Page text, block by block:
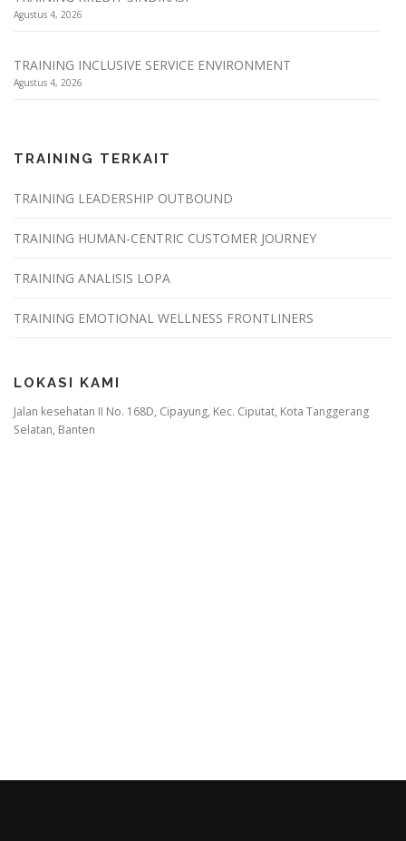
Agustus 4, 2026
TRAINING INCLUSIVE SERVICE ENVIRONMENT
Agustus 4, 2026
TRAINING TERKAIT
TRAINING LEADERSHIP OUTBOUND
TRAINING HUMAN-CENTRIC CUSTOMER JOURNEY
TRAINING ANALISIS LOPA
TRAINING EMOTIONAL WELLNESS FRONTLINERS
LOKASI KAMI
Jalan kesehatan II No. 168D, Cipayung, Kec. Ciputat, Kota Tanggerang
Selatan, Banten